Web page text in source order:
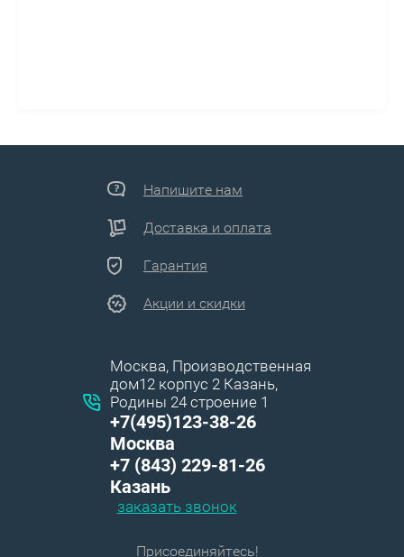
Напишите нам
Доставка и оплата
Гарантия
Акции и скидки
Москва, Производственная
дом12 корпус 2 Казань,
Родины 24 строение 1
+7(495)123-38-26
Москва
+7 (843) 229-81-26
Казань
заказать звонок
Присоединяйтесь!